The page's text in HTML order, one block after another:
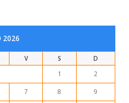
2026
V S
D
1
2
7 8 9